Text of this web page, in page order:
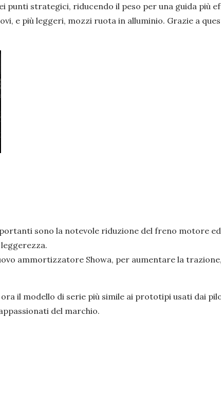
strategici, riducendo il peso per una guida più
e più leggeri, mozzi ruota in alluminio. Grazie a
sono la notevole riduzione del freno motore
ammortizzatore Showa, per aumentare la
ora il modello di serie più simile ai prototipi usati dai
del marchio.